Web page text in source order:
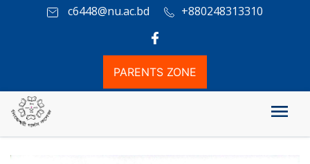
c6448@nu.ac.bd +880248313310
PARENTS ZONE
নির্বাচনী পরীক্ষার তারিখ পরিবর্তন সংক্রান্ত